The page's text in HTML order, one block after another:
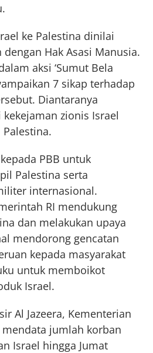
ke Palestina dinilai
Hak Asasi Manusia.
aksi ‘Sumut Bela
7 sikap terhadap
Diantaranya
zionis Israel
PBB untuk
Palestina serta
internasional.
RI mendukung
dan melakukan upaya
mendorong gencatan
kepada masyarakat
untuk memboikot
Israel.
Al Jazeera, Kementerian
mendata jumlah korban
Israel hingga Jumat